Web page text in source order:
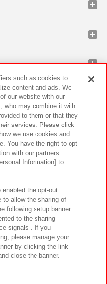
ィ サイトポリシー
クセシビリティ方針と検証結果
よくあるご質問・お問い合わせ
Inc.
Lab Inc.
such as cookies to
content and ads. We
our website with our
who may combine it with
to them or that they
services. Please click
we use cookies and
You have the right to opt
with our partners.
Information] to
enabled the opt-out
to allow the sharing of
following setup banner,
to the sharing
signals . If you
please manage your
by clicking the link
close the banner.